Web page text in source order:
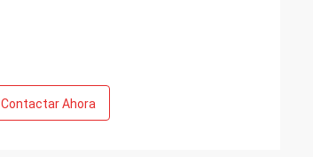
Contactar Ahora